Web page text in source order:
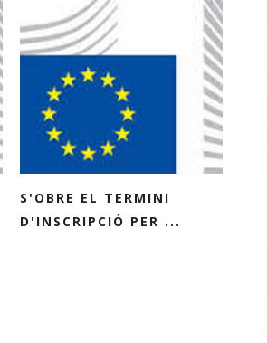
S'OBRE EL TERMINI
D'INSCRIPCIÓ PER ...